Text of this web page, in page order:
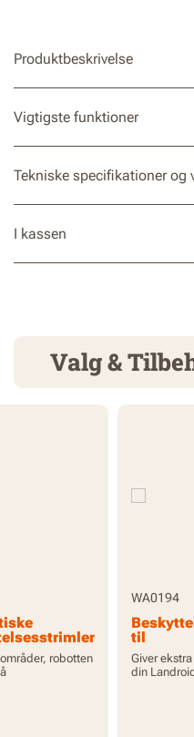
Produktbeskrivelse
Vigtigste funktioner
Tekniske specifikationer og
I kassen
Valg &
for WR1
robotten
WA0194
til
med
Giver
din